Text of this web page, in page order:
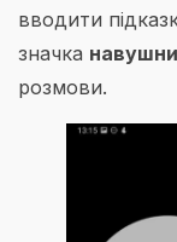
вводити
значка
розмови.